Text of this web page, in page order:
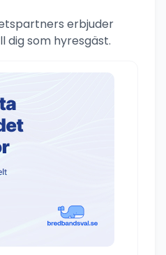
erbjuder
dig som hyresgäst.